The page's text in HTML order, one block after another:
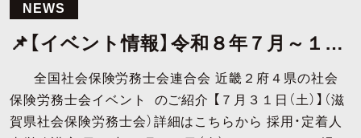
NEWS
📌【イベント情報】令和８年７月～１２
ナー・相談会等のお知らせ
保険労務士会イベント のご紹介 【７月３１日（土）】（滋
賀県社会保険労務士会）詳細はこちらから 採用・定着人